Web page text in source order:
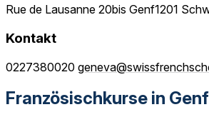
Rue de Lausanne 20bis Genf1201
Kontakt
0227380020
Französischkurse in